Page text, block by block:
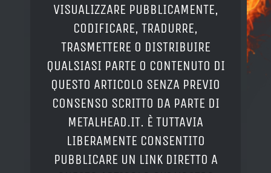
VISUALIZZARE PUBBLICAMENTE,
CODIFICARE, TRADURRE,
TRASMETTERE O DISTRIBUIRE
QUALSIASI PARTE O CONTENUTO DI
QUESTO ARTICOLO SENZA PREVIO
CONSENSO SCRITTO DA PARTE DI
METALHEAD.IT. È TUTTAVIA
LIBERAMENTE CONSENTITO
PUBBLICARE UN LINK DIRETTO A